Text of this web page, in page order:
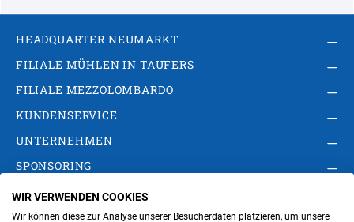
HEADQUARTER NEUMARKT
FILIALE MÜHLEN IN TAUFERS
FILIALE MEZZOLOMBARDO
KUNDENSERVICE
UNTERNEHMEN
SPONSORING
AGB Privacy Policy
Impressum
WIR VERWENDEN COOKIES
Wir können diese zur Analyse unserer Besucherdaten platzieren, um unsere